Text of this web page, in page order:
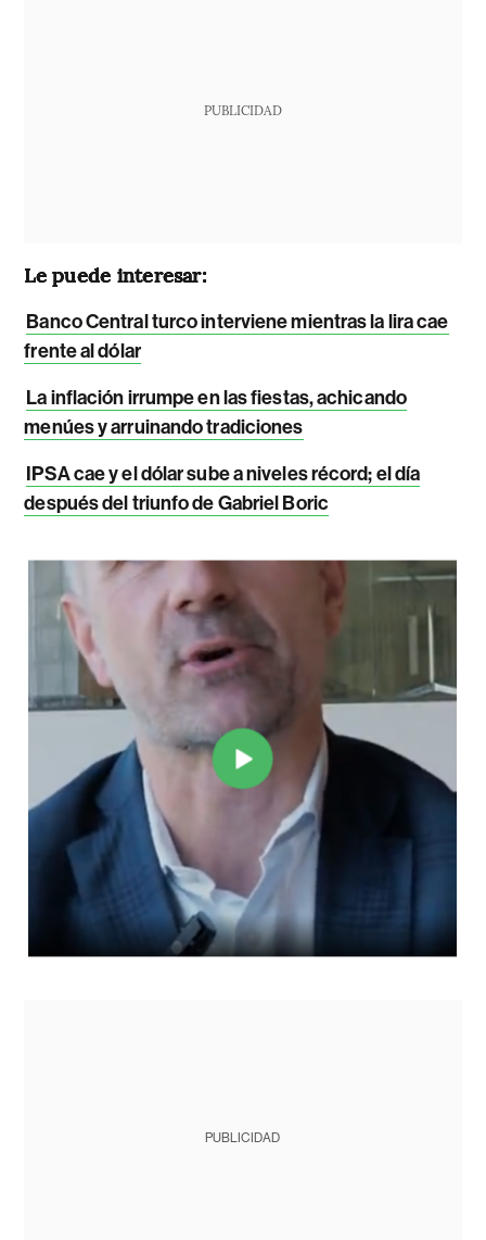
PUBLICIDAD
Le puede interesar:
Banco Central turco interviene mientras la lira cae
frente al dólar
La inflación irrumpe en las fiestas, achicando
menúes y arruinando tradiciones
IPSA cae y el dólar sube a niveles récord; el día
después del triunfo de Gabriel Boric
PUBLICIDAD